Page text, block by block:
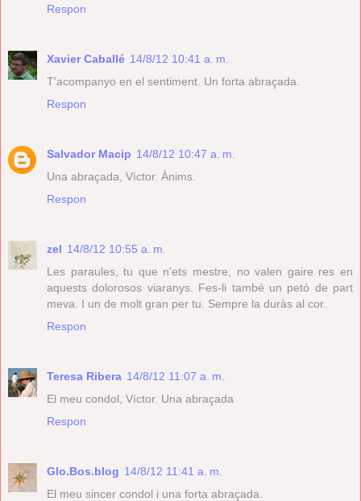
Respon
Xavier Caballé 14/8/12 10:41 a. m.
T'acompanyo en el sentiment. Un forta abraçada.
Respon
Salvador Macip 14/8/12 10:47 a. m.
Una abraçada, Víctor. Ànims.
Respon
zel 14/8/12 10:55 a. m.
Les paraules, tu que n'ets mestre, no valen gaire res en
aquests dolorosos viaranys. Fes-li també un petó de part
meva. I un de molt gran per tu. Sempre la duràs al cor.
Respon
Teresa Ribera 14/8/12 11:07 a. m.
El meu condol, Víctor. Una abraçada
Respon
Glo.Bos.blog 14/8/12 11:41 a. m.
El meu sincer condol i una forta abraçada.